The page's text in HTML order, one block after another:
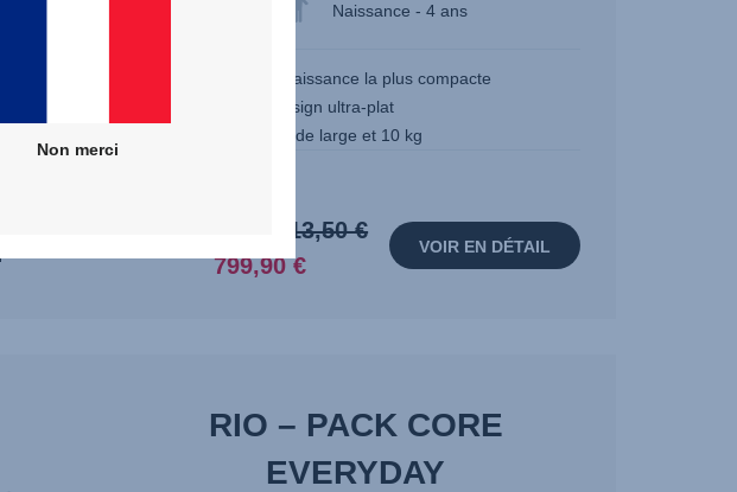
Naissance - 4 ans
Notre poussette naissance la plus compacte
Grand confort, design ultra-plat
Seulement 55 cm de large et 10 kg
Prix
d’origine:
913,50 €
Prix
actuel:
799,90 €
VOIR EN DÉTAIL
RIO – PACK CORE
EVERYDAY
Non merci